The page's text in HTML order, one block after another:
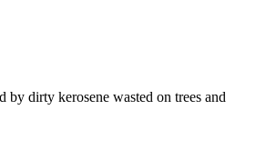
by dirty kerosene wasted on trees and